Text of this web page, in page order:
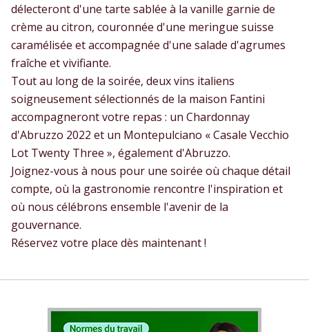
délecteront d'une tarte sablée à la vanille garnie de
crème au citron, couronnée d'une meringue suisse
caramélisée et accompagnée d'une salade d'agrumes
fraîche et vivifiante.
Tout au long de la soirée, deux vins italiens
soigneusement sélectionnés de la maison Fantini
accompagneront votre repas : un Chardonnay
d'Abruzzo 2022 et un Montepulciano « Casale Vecchio
Lot Twenty Three », également d'Abruzzo.
Joignez-vous à nous pour une soirée où chaque détail
compte, où la gastronomie rencontre l'inspiration et
où nous célébrons ensemble l'avenir de la
gouvernance.
Réservez votre place dès maintenant !